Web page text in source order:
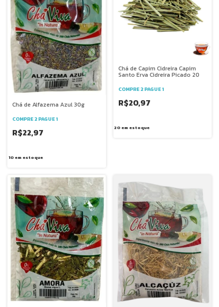
Chá de Alfazema Azul 30g
COMPRE 2 PAGUE 1
R$22,97
10em estoque
Chá de Capim Cidreira Capim
Santo Erva Cidreira Picado 20
COMPRE 2 PAGUE 1
R$20,97
20 em estoque